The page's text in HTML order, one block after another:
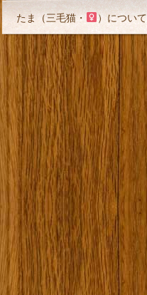
たま（三毛猫・ ）について